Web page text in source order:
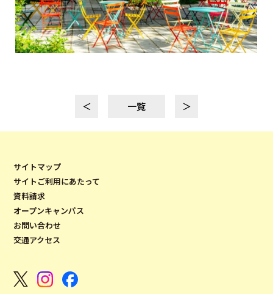
＜ 一覧 ＞
サイトマップ
サイトご利用にあたって
資料請求
オープンキャンパス
お問い合わせ
交通アクセス